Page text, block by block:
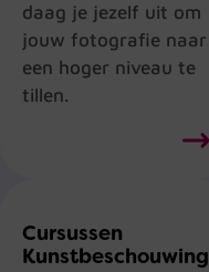
daag je jezelf uit om
jouw fotografie naar
een hoger niveau te
tillen.
Cursussen
Kunstbeschouwing